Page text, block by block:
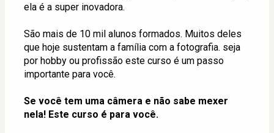
ela é a super inovadora.
São mais de 10 mil alunos formados. Muitos deles
que hoje sustentam a família com a fotografia. seja
por hobby ou profissão este curso é um passo
importante para você.
Se você tem uma câmera e não sabe mexer
nela! Este curso é para você.